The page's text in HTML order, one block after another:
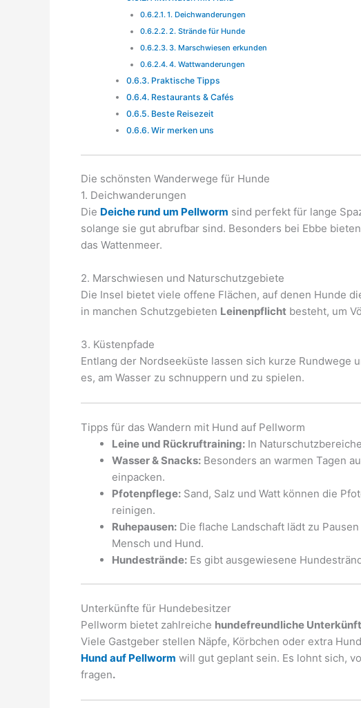
1. Deichwanderungen
2. Strände für Hunde
3. Marschwiesen erkunden
4. Wattwanderungen
Praktische Tipps
Restaurants & Cafés
Beste Reisezeit
Wir merken uns
Die schönsten Wanderwege für Hunde
1. Deichwanderungen
Die Deiche rund um Pellworm sind perfekt für lange
solange sie gut abrufbar sind. Besonders bei Ebbe
das Wattenmeer.
2. Marschwiesen und Naturschutzgebiete
Die Insel bietet viele offene Flächen, auf denen Hunde
in manchen Schutzgebieten Leinenpflicht besteht, um
3. Küstenpfade
Entlang der Nordseeküste lassen sich kurze Rundwege
es, am Wasser zu schnuppern und zu spielen.
Tipps für das Wandern mit Hund auf Pellworm
Leine und Rückruftraining: In
Wasser & Snacks: Besonders an warmen Tagen
einpacken.
Pfotenpflege: Sand, Salz und Watt können die
reinigen.
Ruhepausen: Die flache Landschaft lädt zu
Mensch und Hund.
Hundestrände: Es gibt ausgewiesene
Unterkünfte für Hundebesitzer
Pellworm bietet zahlreiche hundefreundliche
Viele Gastgeber stellen Näpfe, Körbchen oder extra
Hund auf Pellworm will gut geplant sein. Es lohnt sich,
fragen.